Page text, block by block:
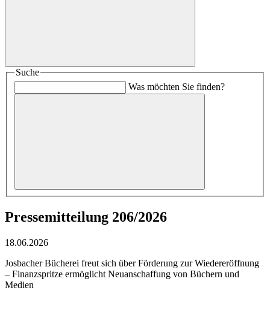
Suche
Was möchten Sie finden?
Pressemitteilung 206/2026
18.06.2026
Josbacher Bücherei freut sich über Förderung zur Wiedereröffnung
– Finanzspritze ermöglicht Neuanschaffung von Büchern und
Medien